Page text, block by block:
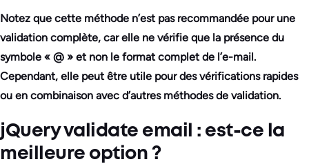
Notez que cette méthode n’est pas recommandée pour une
validation complète, car elle ne vérifie que la présence du
symbole « @ » et non le format complet de l’e-mail.
Cependant, elle peut être utile pour des vérifications rapides
ou en combinaison avec d’autres méthodes de validation.
jQuery validate email : est-ce la
meilleure option ?